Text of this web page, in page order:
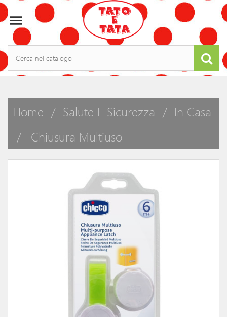

Home Salute E Sicurezza
In Casa
Chiusura Multiuso